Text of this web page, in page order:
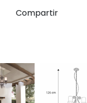
Compartir